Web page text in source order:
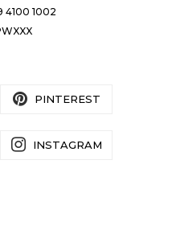
4100 1002
PINTEREST
INSTAGRAM